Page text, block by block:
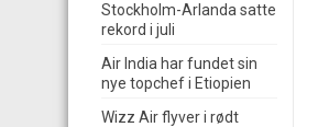
Stockholm-Arlanda satte
rekord i juli
Air India har fundet sin
nye topchef i Etiopien
Wizz Air flyver i rødt